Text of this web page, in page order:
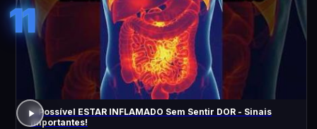
11
É Possível ESTAR INFLAMADO Sem Sentir DOR - Sinais
Importantes!